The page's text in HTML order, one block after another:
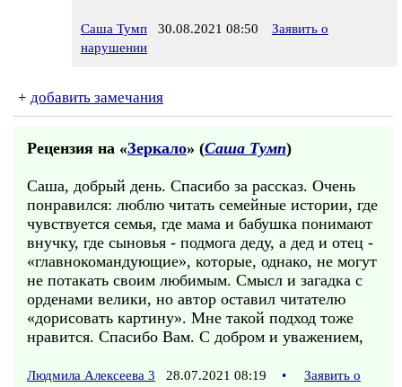
Саша Тумп 30.08.2021 08:50
Заявить о
нарушении
+ добавить замечания
Рецензия на «Зеркало» (Саша Тумп)
Саша, добрый день. Спасибо за рассказ. Очень
понравился: люблю читать семейные истории, где
чувствуется семья, где мама и бабушка понимают
внучку, где сыновья - подмога деду, а дед и отец -
«главнокомандующие», которые, однако, не могут
не потакать своим любимым. Смысл и загадка с
орденами велики, но автор оставил читателю
«дорисовать картину». Мне такой подход тоже
нравится. Спасибо Вам. С добром и уважением,
Людмила Алексеева 3 28.07.2021 08:19 •
Заявить о